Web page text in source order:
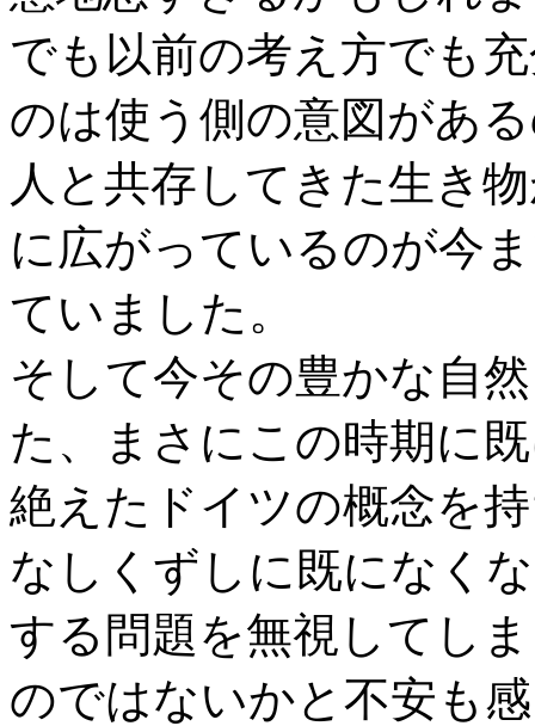
でも以前の考え方でも
のは使う側の意図があ
人と共存してきた生き
に広がっているのが今
ていました。
そして今その豊かな自
た、まさにこの時期に
絶えたドイツの概念を
なしくずしに既になく
する問題を無視してし
のではないかと不安も